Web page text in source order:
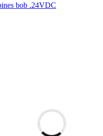
bob .24VDC